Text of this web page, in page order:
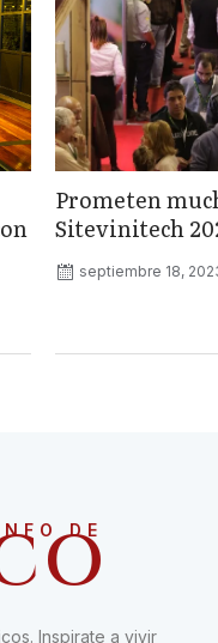
Prometen
Sitevinitech
septiembre 18,
DE
Inspirate a vivir